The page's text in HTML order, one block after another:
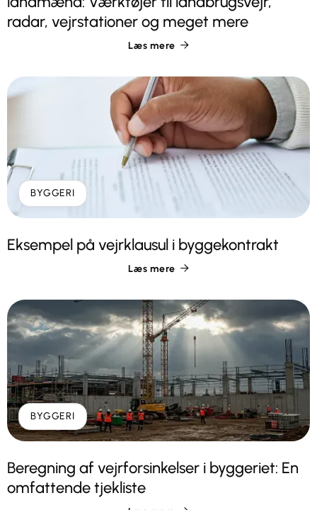
radar, vejrstationer og meget mere
Læs mere 
BYGGERI
Eksempel på vejrklausul i byggekontrakt
Læs mere 
BYGGERI
Beregning af vejrforsinkelser i byggeriet: En
omfattende tjekliste